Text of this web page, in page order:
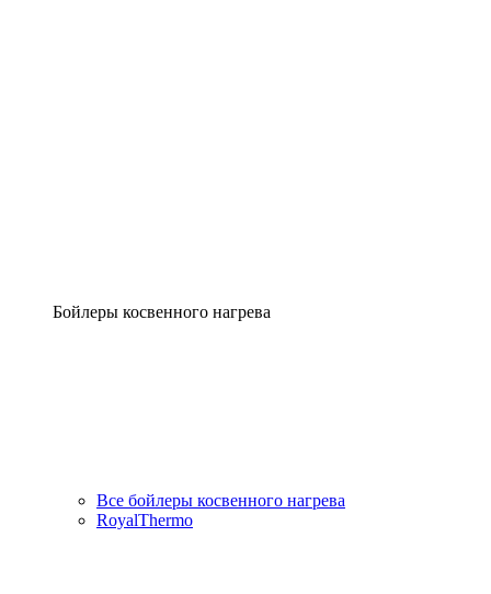
Бойлеры косвенного нагрева
Все бойлеры косвенного нагрева
RoyalThermo